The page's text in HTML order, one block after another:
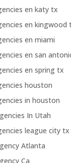
en katy tx
en kingwood
en miami
en san
en spring tx
houston
in houston
In Utah
league city tx
Atlanta
Ca